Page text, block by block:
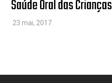
Saúde Oral das Crianças
23 mai, 2017